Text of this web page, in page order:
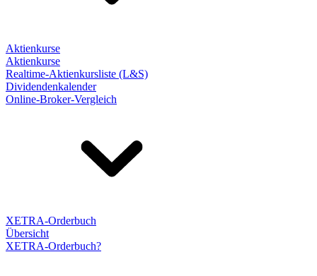
Aktienkurse
Aktienkurse
Realtime-Aktienkursliste (L&S)
Dividendenkalender
Online-Broker-Vergleich
XETRA-Orderbuch
Übersicht
XETRA-Orderbuch?